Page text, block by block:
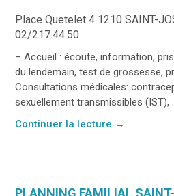
Place Quetelet 4 1210 SAINT-
02/217.44.50
– Accueil : écoute, information,
du lendemain, test de grossesse,
Consultations médicales:
sexuellement transmissibles (IST),
Continuer la lecture →
PLANNING FAMILIAL